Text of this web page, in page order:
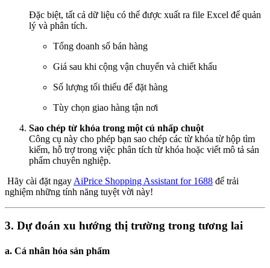
Đặc biệt, tất cả dữ liệu có thể được xuất ra file Excel để quản
lý và phân tích.
Tổng doanh số bán hàng
Giá sau khi cộng vận chuyển và chiết khấu
Số lượng tối thiểu để đặt hàng
Tùy chọn giao hàng tận nơi
Sao chép từ khóa trong một cú nhấp chuột
Công cụ này cho phép bạn sao chép các từ khóa từ hộp tìm
kiếm, hỗ trợ trong việc phân tích từ khóa hoặc viết mô tả sản
phẩm chuyên nghiệp.
Hãy cài đặt ngay AiPrice Shopping Assistant for 1688 để trải
nghiệm những tính năng tuyệt vời này!
3. Dự đoán xu hướng thị trường trong tương lai
a. Cá nhân hóa sản phẩm